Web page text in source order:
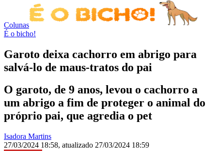
Colunas
É o bicho!
Garoto deixa cachorro em abrigo para
salvá-lo de maus-tratos do pai
O garoto, de 9 anos, levou o cachorro a
um abrigo a fim de proteger o animal do
próprio pai, que agredia o pet
Isadora Martins
27/03/2024 18:58, atualizado 27/03/2024 18:59